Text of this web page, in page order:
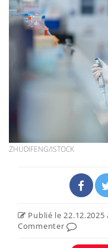
ZHUDIFENG/ISTOCK
Publié le 22.12.2025
Commenter